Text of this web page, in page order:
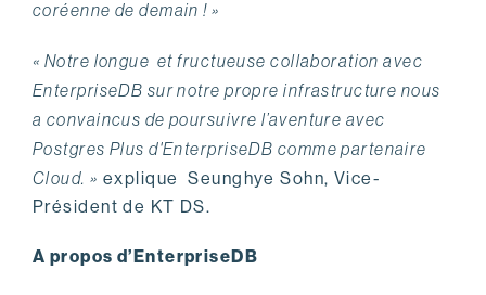
coréenne de demain ! »
« Notre longue et fructueuse collaboration avec
EnterpriseDB sur notre propre infrastructure nous
a convaincus de poursuivre l’aventure avec
Postgres Plus d'EnterpriseDB comme partenaire
Cloud. » explique Seunghye Sohn, Vice-
Président de KT DS.
A propos d’EnterpriseDB